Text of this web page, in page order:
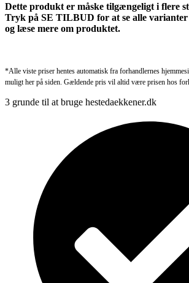
Dette produkt er måske tilgængeligt i flere
Tryk på SE TILBUD for at se alle varianter
og læse mere om produktet.
*Alle viste priser hentes automatisk fra forhandlernes
muligt her på siden. Gældende pris vil altid være prisen hos
3 grunde til at bruge hestedaekkener.dk